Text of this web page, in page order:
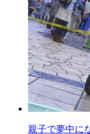
親子で夢中に